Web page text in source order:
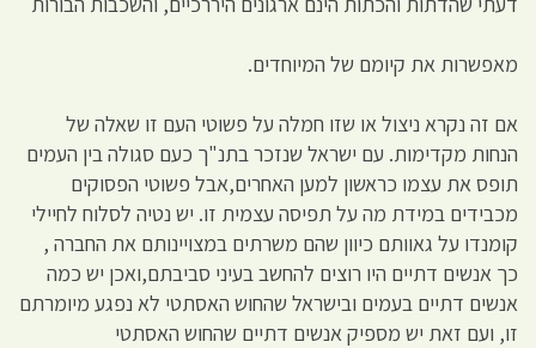
מאפשרות את קיומם של המיוחדים.
אם זה נקרא ניצול או שזו חמלה על פשוטי העם זו שאלה של
הנחות מקדימות. עם ישראל שנזכר בתנ"ך כעם סגולה בין העמים
תופס את עצמו כראשון למען האחרים,אבל פשוטי הפסוקים
מכבידים במידת מה על תפיסה עצמית זו. יש נטיה לסלוח לחיילי
קומנדו על גאוותם כיוון שהם משרתים במצויינותם את החברה ,
כך אנשים דתיים היו רוצים להחשב בעיני סביבתם,ואכן יש כמה
אנשים דתיים בעמים ובישראל שהחוש האסתטי לא נפגע מיומרתם
זו, ועם זאת יש מספיק אנשים דתיים שהחוש האסתטי